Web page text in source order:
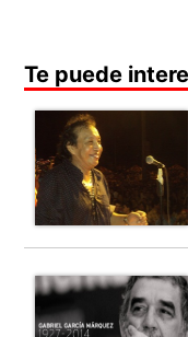
Te puede